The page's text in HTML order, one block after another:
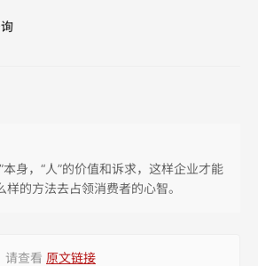
本身，“人”的价值和诉求，这样企业才能
的方法去占领消费者的心智。
请查看 原文链接